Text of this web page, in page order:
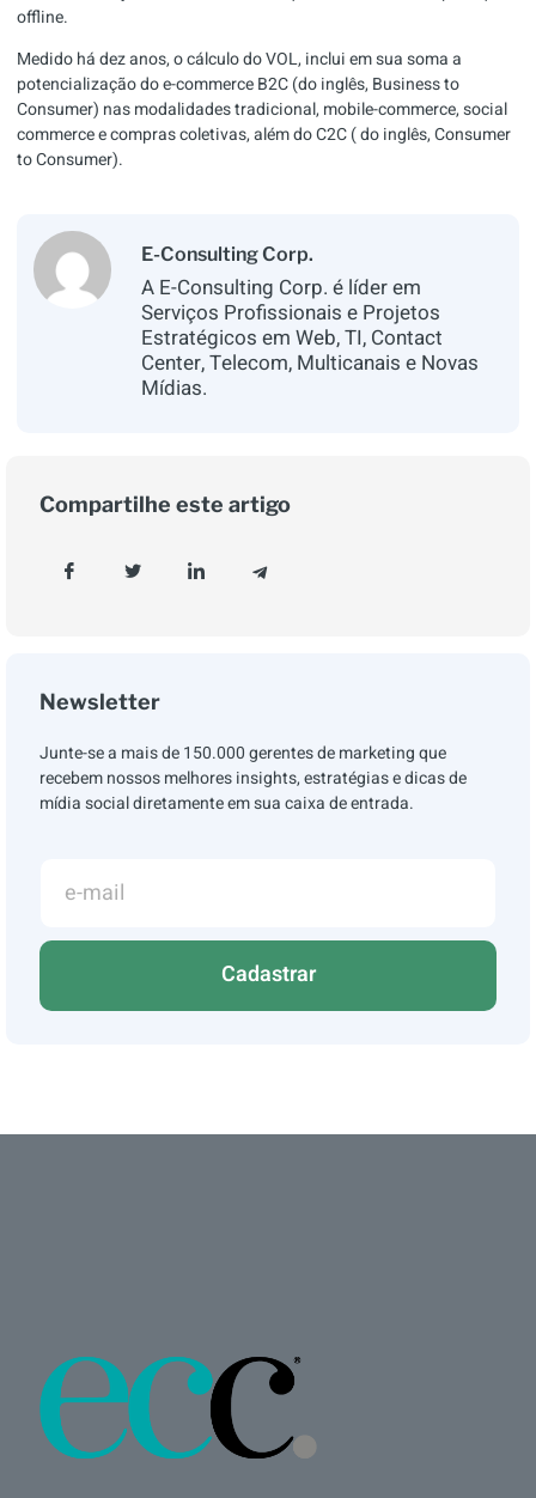
offline.
Medido há dez anos, o cálculo do VOL, inclui em sua soma a
potencialização do e-commerce B2C (do inglês, Business to
Consumer) nas modalidades tradicional, mobile-commerce, social
commerce e compras coletivas, além do C2C ( do inglês, Consumer
to Consumer).
E-Consulting Corp.
A E-Consulting Corp. é líder em
Serviços Profissionais e Projetos
Estratégicos em Web, TI, Contact
Center, Telecom, Multicanais e Novas
Mídias.
Compartilhe este artigo
Newsletter
Junte-se a mais de 150.000 gerentes de marketing que
recebem nossos melhores insights, estratégias e dicas de
mídia social diretamente em sua caixa de entrada.
Cadastrar